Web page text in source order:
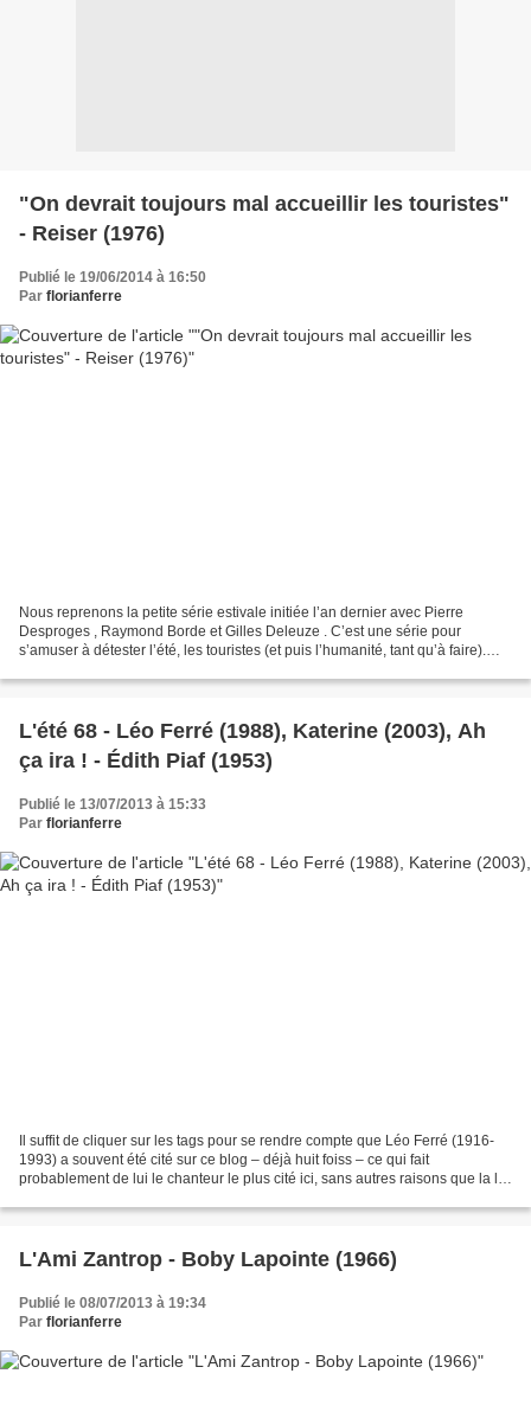
"On devrait toujours mal accueillir les touristes"
- Reiser (1976)
Publié le 19/06/2014 à 16:50
Par florianferre
Nous reprenons la petite série estivale initiée l’an dernier avec Pierre
Desproges , Raymond Borde et Gilles Deleuze . C’est une série pour
s’amuser à détester l’été, les touristes (et puis l’humanité, tant qu’à faire).
L'été 68 - Léo Ferré (1988), Katerine (2003), Ah
ça ira ! - Édith Piaf (1953)
Publié le 13/07/2013 à 15:33
Par florianferre
Il suffit de cliquer sur les tags pour se rendre compte que Léo Ferré (1916-
1993) a souvent été cité sur ce blog – déjà huit foiss – ce qui fait
probablement de lui le chanteur le plus cité ici, sans autres raisons que la loi
L'Ami Zantrop - Boby Lapointe (1966)
Publié le 08/07/2013 à 19:34
Par florianferre